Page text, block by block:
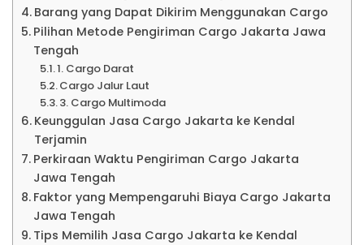
Barang yang Dapat Dikirim Menggunakan Cargo
Pilihan Metode Pengiriman Cargo Jakarta Jawa
Tengah
1. Cargo Darat
Cargo Jalur Laut
3. Cargo Multimoda
Keunggulan Jasa Cargo Jakarta ke Kendal
Terjamin
Perkiraan Waktu Pengiriman Cargo Jakarta
Jawa Tengah
Faktor yang Mempengaruhi Biaya Cargo Jakarta
Jawa Tengah
Tips Memilih Jasa Cargo Jakarta ke Kendal